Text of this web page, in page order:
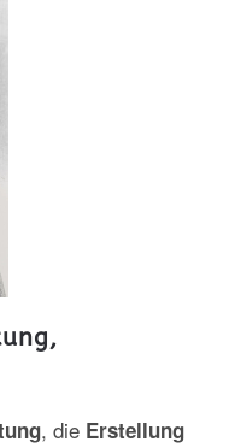
, die Erstellung